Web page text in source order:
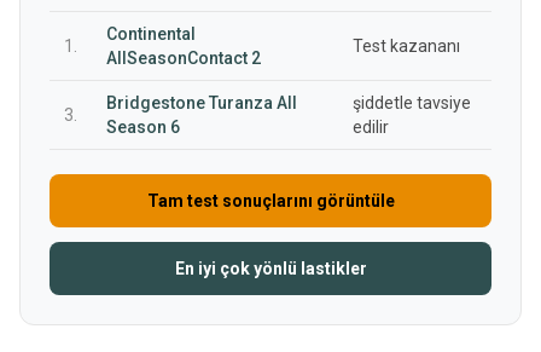
1.
Continental
AllSeasonContact 2
Test kazananı
3.
Bridgestone Turanza All
Season 6
şiddetle tavsiye
edilir
Tam test sonuçlarını görüntüle
En iyi çok yönlü lastikler